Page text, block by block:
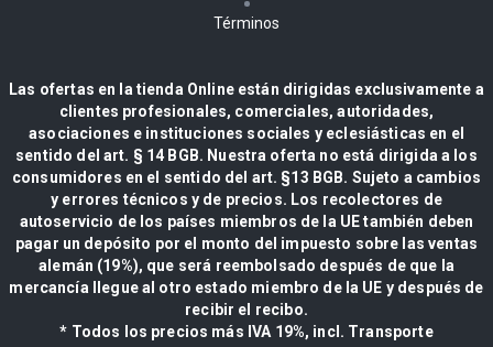
Términos
Las ofertas en la tienda Online están dirigidas exclusivamente a
clientes profesionales, comerciales, autoridades,
asociaciones e instituciones sociales y eclesiásticas en el
sentido del art. § 14 BGB. Nuestra oferta no está dirigida a los
consumidores en el sentido del art. §13 BGB. Sujeto a cambios
y errores técnicos y de precios. Los recolectores de
autoservicio de los países miembros de la UE también deben
pagar un depósito por el monto del impuesto sobre las ventas
alemán (19%), que será reembolsado después de que la
mercancía llegue al otro estado miembro de la UE y después de
recibir el recibo.
* Todos los precios más IVA 19%, incl. Transporte